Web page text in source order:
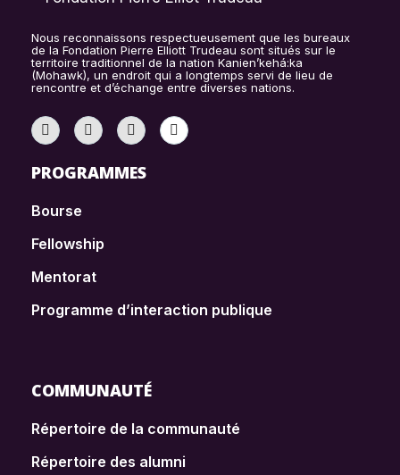
Nous reconnaissons respectueusement que les bureaux
de la Fondation Pierre Elliott Trudeau sont situés sur le
territoire traditionnel de la nation Kanien’kehá:ka
(Mohawk), un endroit qui a longtemps servi de lieu de
rencontre et d’échange entre diverses nations.
PROGRAMMES
Bourse
Fellowship
Mentorat
Programme d’interaction publique
COMMUNAUTÉ
Répertoire de la communauté
Répertoire des alumni